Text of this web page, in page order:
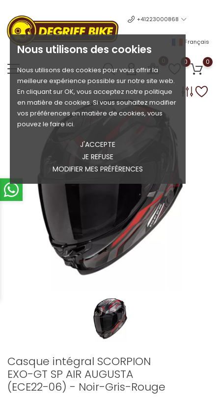
Nous utilisons des cookies
Nous utilisons des cookies pour vous offrir la
meilleure expérience possible sur notre site web.
En cliquant sur OK, vous acceptez notre politique
en matière de cookies. Si vous souhaitez modifier
vos préférences en matière de cookies, vous
pouvez le faire ici.
J'ACCEPTE
JE REFUSE
MODIFIER MES PRÉFÉRENCES
+41223000868
Français
0 0
Casque intégral SCORPION
EXO-GT SP AIR AUGUSTA
(ECE22-06) - Noir-Gris-Rouge